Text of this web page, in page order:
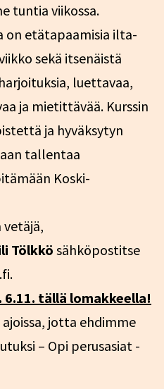
tuntia viikossa.
on etätapaamisia ilta-
sekä itsenäistä
luettavaa,
ja mietittävää. Kurssin
ja hyväksytyn
tallentaa
Koski-
vetäjä,
Tölkkö sähköpostitse
tällä lomakkeella!
jotta ehdimme
– Opi perusasiat -